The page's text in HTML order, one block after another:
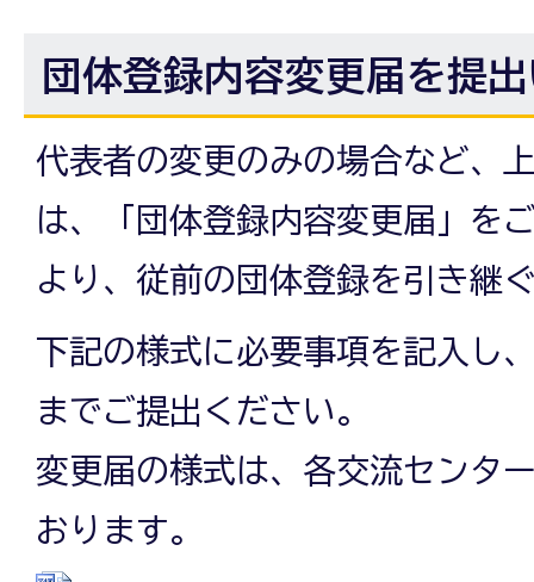
団体登録内容変更届を提
代表者の変更のみの場合など、
は、「団体登録内容変更届」を
より、従前の団体登録を引き継
下記の様式に必要事項を記入し
までご提出ください。
変更届の様式は、各交流センタ
おります。